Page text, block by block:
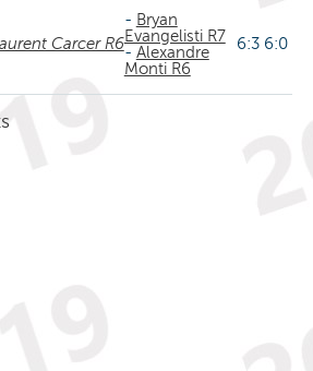
Carcer R6
- Bryan
Evangelisti R7
- Alexandre
Monti R6
6:3 6:0